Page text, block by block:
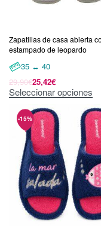
Zapatillas de casa abierta
estampado de leopardo
35 ↔ 40
29,90€25,42€
Seleccionar opciones